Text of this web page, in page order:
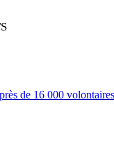
de 16 000